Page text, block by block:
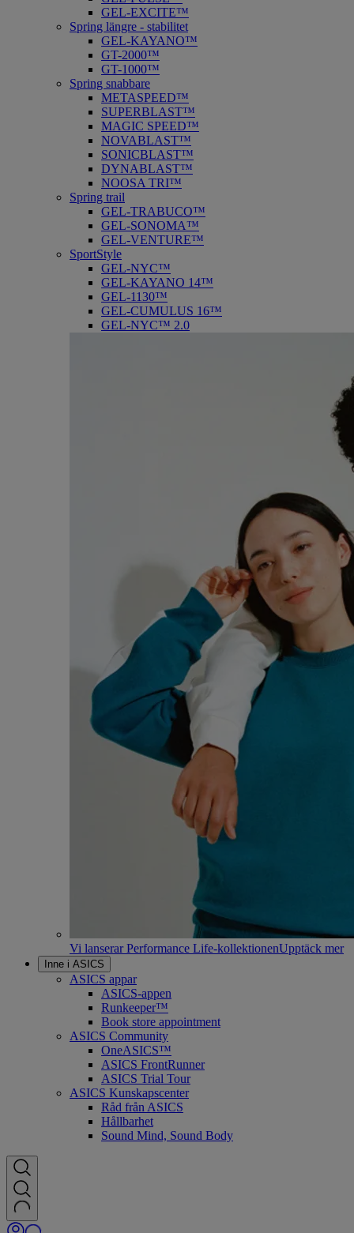
GEL-EXCITE™
Spring längre - stabilitet
GEL-KAYANO™
GT-2000™
GT-1000™
Spring snabbare
METASPEED™
SUPERBLAST™
MAGIC SPEED™
NOVABLAST™
SONICBLAST™
DYNABLAST™
NOOSA TRI™
Spring trail
GEL-TRABUCO™
GEL-SONOMA™
GEL-VENTURE™
SportStyle
GEL-NYC™
GEL-KAYANO 14™
GEL-1130™
GEL-CUMULUS 16™
GEL-NYC™ 2.0
Vi lanserar Performance Life-kollektionenUpptäck mer
Inne i ASICS
ASICS appar
ASICS-appen
Runkeeper™
Book store appointment
ASICS Community
OneASICS™
ASICS FrontRunner
ASICS Trial Tour
ASICS Kunskapscenter
Råd från ASICS
Hållbarhet
Sound Mind, Sound Body